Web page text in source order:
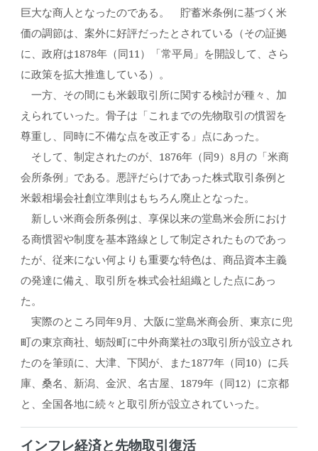
巨大な商人となったのである。 貯蓄米条例に基づく米
価の調節は、案外に好評だったとされている（その証拠
に、政府は1878年（同11）「常平局」を開設して、さら
に政策を拡大推進している）。
一方、その間にも米穀取引所に関する検討が種々、加
えられていった。骨子は「これまでの先物取引の慣習を
尊重し、同時に不備な点を改正する」点にあった。
そして、制定されたのが、1876年（同9）8月の「米商
会所条例」である。悪評だらけであった株式取引条例と
米穀相場会社創立準則はもちろん廃止となった。
新しい米商会所条例は、享保以来の堂島米会所におけ
る商慣習や制度を基本路線として制定されたものであっ
たが、従来にない何よりも重要な特色は、商品資本主義
の発達に備え、取引所を株式会社組織とした点にあっ
た。
実際のところ同年9月、大阪に堂島米商会所、東京に兜
町の東京商社、蛎殻町に中外商業社の3取引所が設立され
たのを筆頭に、大津、下関が、また1877年（同10）に兵
庫、桑名、新潟、金沢、名古屋、1879年（同12）に京都
と、全国各地に続々と取引所が設立されていった。
インフレ経済と先物取引復活